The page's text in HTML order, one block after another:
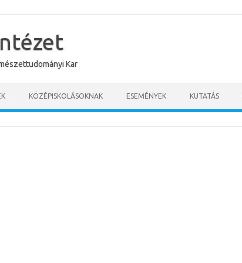
Kar
KÖZÉPISKOLÁSOKNAK ESEMÉNYEK KUTATÁS